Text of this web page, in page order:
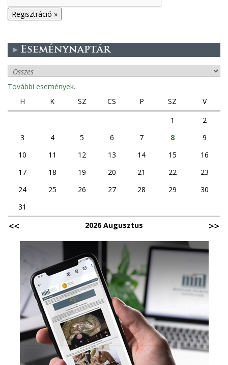
Eseménynaptár
További események..
H
K SZ CS P SZ
V
1
2
3
4 5 6 7 8
9
10
11 12 13 14 15
16
17
18 19 20 21 22
23
24
25 26 27 28 29
30
31
2026 Augusztus